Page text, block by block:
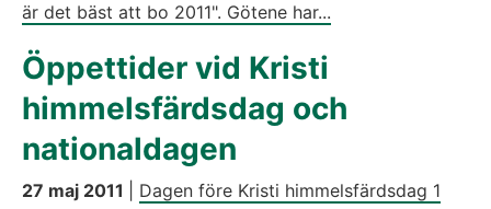
är det bäst att bo 2011". Götene har...
Öppettider vid Kristi
himmelsfärdsdag och
nationaldagen
27 maj 2011
Dagen före Kristi himmelsfärdsdag 1